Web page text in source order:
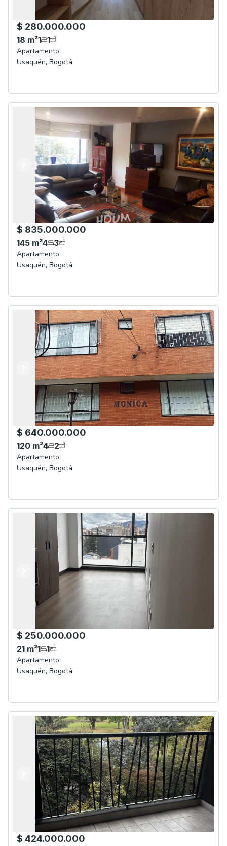
$ 280.000.000
18 m²1 1
Apartamento
Usaquén, Bogotá
Anterior
Siguiente
$ 835.000.000
145 m²4 3
Apartamento
Usaquén, Bogotá
Anterior
Siguiente
$ 640.000.000
120 m²4 2
Apartamento
Usaquén, Bogotá
Anterior
Siguiente
$ 250.000.000
21 m²1 1
Apartamento
Usaquén, Bogotá
Anterior
Siguiente
$ 424.000.000